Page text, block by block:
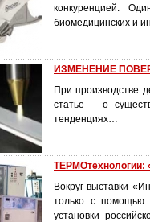
конкуренцией.
биомедицинских и
ИЗМЕНЕНИЕ
При производстве
статье – о
тенденциях…
ТЕРМОтехнологии:
Вокруг выставки
только с помощью
установки